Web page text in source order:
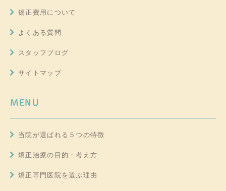
矯正費用について
よくある質問
スタッフブログ
サイトマップ
MENU
当院が選ばれる５つの特徴
矯正治療の目的・考え方
矯正専門医院を選ぶ理由